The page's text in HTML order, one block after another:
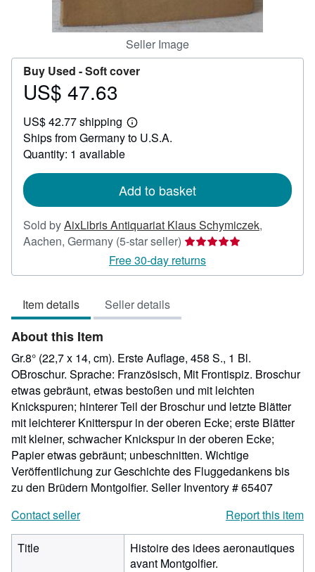
Seller Image
Buy Used -Soft cover
Price
47.63
US$ 47.63
US$ 42.77 shipping
Learn
more
Ships from Germany to U.S.A.
Quantity: 1 available
Add to basket
Sold byAixLibris Antiquariat Klaus Schymiczek,
Aachen, Germany (5-star seller) Seller
rating
5
Free 30-day returns
Item details Seller details
About this Item
Gr.8° (22,7 x 14, cm). Erste Auflage, 458 S., 1 Bl.
OBroschur. Sprache: Französisch, Mit Frontispiz. Broschur
etwas gebräunt, etwas bestoßen und mit leichten
Knickspuren; hinterer Teil der Broschur und letzte Blätter
mit leichterer Knitterspur in der oberen Ecke; erste Blätter
mit kleiner, schwacher Knickspur in der oberen Ecke;
Papier etwas gebräunt; unbeschnitten. Wichtige
Veröffentlichung zur Geschichte des Fluggedankens bis
zu den Brüdern Montgolfier. Seller Inventory # 65407
Contact seller
Report this item
Title
Histoire des idees aeronautiques
avant Montgolfier.